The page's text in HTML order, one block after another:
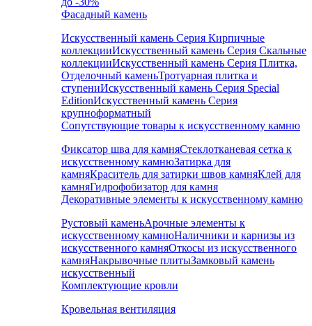
Фасадный камень
Искусственный камень Серия Кирпичные
коллекцииИскусственный камень Серия Скальные
коллекцииИскусственный камень Серия Плитка,
Отделочный каменьТротуарная плитка и
ступениИскусственный камень Серия Special
EditionИскусственный камень Серия
крупноформатный
Сопутствующие товары к искусственному камню
Фиксатор шва для камняСтеклотканевая сетка к
искусственному камнюЗатирка для
камняКраситель для затирки швов камняКлей для
камняГидрофобизатор для камня
Декоративные элементы к искусственному камню
Рустовый каменьАрочные элементы к
искусственному камнюНаличники и карнизы из
искусственного камняОткосы из искусственного
камняНакрывочные плитыЗамковый камень
искусственный
Комплектующие кровли
Кровельная вентиляция